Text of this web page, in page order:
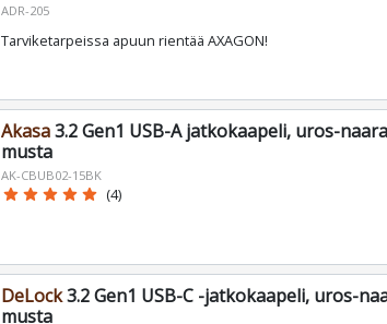
ADR-205
Tarviketarpeissa apuun rientää AXAGON!
Akasa3.2 Gen1 USB-A jatkokaapeli, uros-
musta
AK-CBUB02-15BK
star star star star star (4)
DeLock3.2 Gen1 USB-C -jatkokaapeli, uros-
musta